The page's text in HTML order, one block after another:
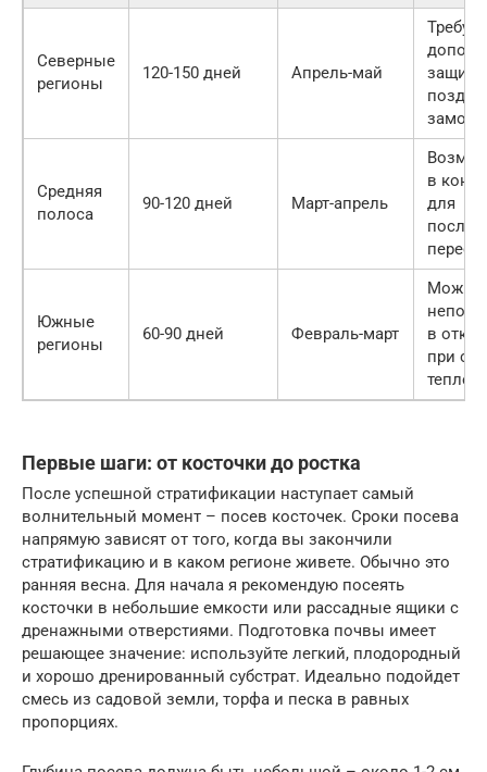
Северные
регионы
120-150 дней Апрель-май
защита
Средняя
полоса
90-120 дней Март-апрель
в
для
Южные
регионы
60-90 дней Февраль-март
Можно
в
при
тепле
Первые шаги: от косточки до ростка
После успешной стратификации наступает самый
волнительный момент – посев косточек. Сроки посева
напрямую зависят от того, когда вы закончили
стратификацию и в каком регионе живете. Обычно это
ранняя весна. Для начала я рекомендую посеять
косточки в небольшие емкости или рассадные ящики с
дренажными отверстиями. Подготовка почвы имеет
решающее значение: используйте легкий, плодородный
и хорошо дренированный субстрат. Идеально подойдет
смесь из садовой земли, торфа и песка в равных
пропорциях.